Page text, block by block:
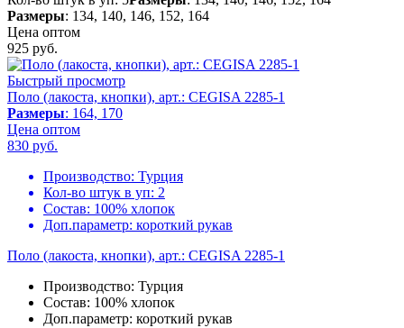
Размеры: 134, 140, 146, 152, 164
Цена оптом
925 руб.
Быстрый просмотр
Поло (лакоста, кнопки), арт.: CEGISA 2285-1
Размеры: 164, 170
Цена оптом
830 руб.
Производство: Турция
Кол-во штук в уп: 2
Состав: 100% хлопок
Доп.параметр: короткий рукав
Поло (лакоста, кнопки), арт.: CEGISA 2285-1
Производство: Турция
Состав: 100% хлопок
Доп.параметр: короткий рукав